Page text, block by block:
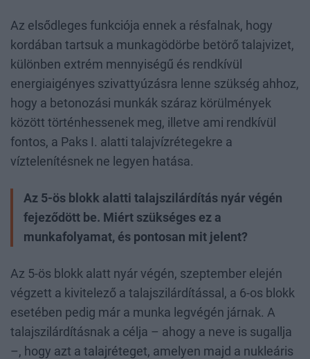
Az elsődleges funkciója ennek a résfalnak, hogy
kordában tartsuk a munkagödörbe betörő talajvizet,
különben extrém mennyiségű és rendkívül
energiaigényes szivattyúzásra lenne szükség ahhoz,
hogy a betonozási munkák száraz körülmények
között történhessenek meg, illetve ami rendkívül
fontos, a Paks I. alatti talajvízrétegekre a
víztelenítésnek ne legyen hatása.
Az 5-ös blokk alatti talajszilárdítás nyár végén
fejeződött be. Miért szükséges ez a
munkafolyamat, és pontosan mit jelent?
Az 5-ös blokk alatt nyár végén, szeptember elején
végzett a kivitelező a talajszilárdítással, a 6-os blokk
esetében pedig már a munka legvégén járnak. A
talajszilárdításnak a célja – ahogy a neve is sugallja
–, hogy azt a talajréteget, amelyen majd a nukleáris